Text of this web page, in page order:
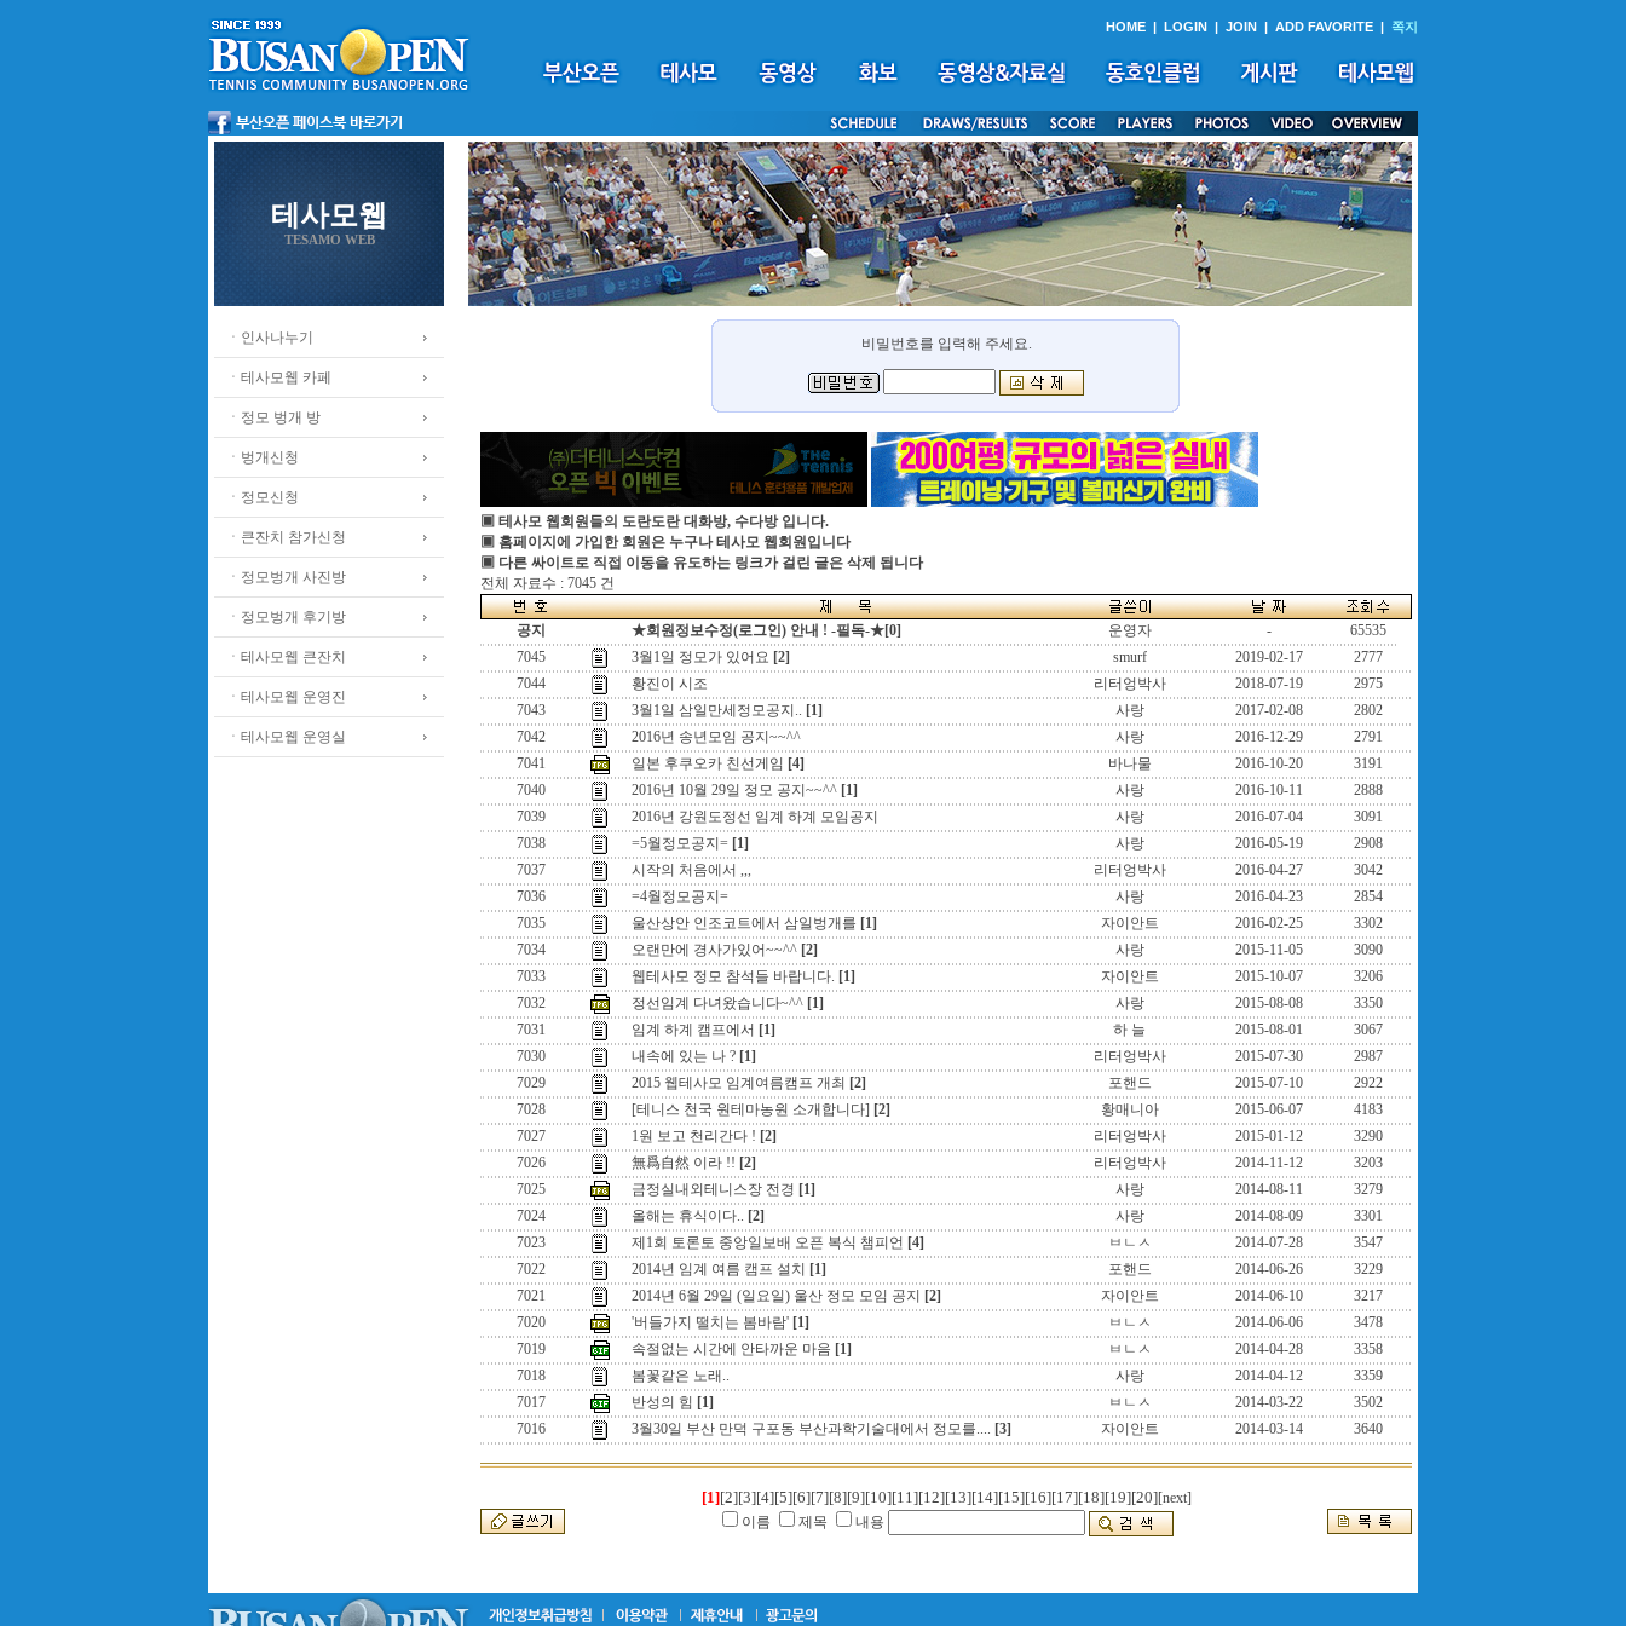
HOME | LOGIN | JOIN | ADD FAVORITE | 쪽지
테사모웹
TESAMO WEB
ㆍ인사나누기
ㆍ테사모웹 카페
ㆍ정모 벙개 방
ㆍ벙개신청
ㆍ정모신청
ㆍ큰잔치 참가신청
ㆍ정모벙개 사진방
ㆍ정모벙개 후기방
ㆍ테사모웹 큰잔치
ㆍ테사모웹 운영진
ㆍ테사모웹 운영실
비밀번호를 입력해 주세요.
▣ 테사모 웹회원들의 도란도란 대화방, 수다방 입니다.
▣ 홈페이지에 가입한 회원은 누구나 테사모 웹회원입니다
▣ 다른 싸이트로 직접 이동을 유도하는 링크가 걸린 글은 삭제 됩니다
전체 자료수 : 7045 건
공지 ★회원정보수정(로그인) 안내 ! -필독-★[0] 운영자 -
65535
7045
3월1일 정모가 있어요 [2] smurf 2019-02-17
2777
7044
황진이 시조 리터엉박사 2018-07-19
2975
7043
3월1일 삼일만세정모공지.. [1] 사랑 2017-02-08
2802
7042
2016년 송년모임 공지~~^^ 사랑 2016-12-29
2791
7041
일본 후쿠오카 친선게임 [4] 바나물 2016-10-20
3191
7040
2016년 10월 29일 정모 공지~~^^ [1] 사랑 2016-10-11
2888
7039
2016년 강원도정선 임계 하계 모임공지 사랑 2016-07-04
3091
7038
=5월정모공지= [1] 사랑 2016-05-19
2908
7037
시작의 처음에서 ,,, 리터엉박사 2016-04-27
3042
7036
=4월정모공지= 사랑 2016-04-23
2854
7035
울산상안 인조코트에서 삼일벙개를 [1] 자이안트 2016-02-25
3302
7034
오랜만에 경사가있어~~^^ [2] 사랑 2015-11-05
3090
7033
웹테사모 정모 참석들 바랍니다. [1] 자이안트 2015-10-07
3206
7032
정선임계 다녀왔습니다~^^ [1] 사랑 2015-08-08
3350
7031
임계 하계 캠프에서 [1] 하 늘 2015-08-01
3067
7030
내속에 있는 나 ? [1] 리터엉박사 2015-07-30
2987
7029
2015 웹테사모 임계여름캠프 개최 [2] 포핸드 2015-07-10
2922
7028
[테니스 천국 원테마농원 소개합니다] [2] 황매니아 2015-06-07
4183
7027
1원 보고 천리간다 ! [2] 리터엉박사 2015-01-12
3290
7026
無爲自然 이라 !! [2] 리터엉박사 2014-11-12
3203
7025
금정실내외테니스장 전경 [1] 사랑 2014-08-11
3279
7024
올해는 휴식이다.. [2] 사랑 2014-08-09
3301
7023
제1회 토론토 중앙일보배 오픈 복식 챔피언 [4] ㅂㄴㅅ 2014-07-28
3547
7022
2014년 임계 여름 캠프 설치 [1] 포핸드 2014-06-26
3229
7021
2014년 6월 29일 (일요일) 울산 정모 모임 공지 [2] 자이안트 2014-06-10
3217
7020
'버들가지 떨치는 봄바람' [1] ㅂㄴㅅ 2014-06-06
3478
7019
속절없는 시간에 안타까운 마음 [1] ㅂㄴㅅ 2014-04-28
3358
7018
봄꽃같은 노래.. 사랑 2014-04-12
3359
7017
반성의 힘 [1] ㅂㄴㅅ 2014-03-22
3502
7016
3월30일 부산 만덕 구포동 부산과학기술대에서 정모를.... [3] 자이안트 2014-03-14 3640
[1][2][3][4][5][6][7][8][9][10][11][12][13][14][15][16][17][18][19][20][next]
이름
제목 내용